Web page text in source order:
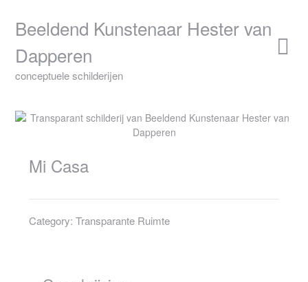
contentBeeldend Kunstenaar Hester van
Dapperen
conceptuele schilderijen
Mi Casa
Category:Transparante Ruimte